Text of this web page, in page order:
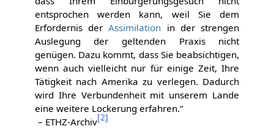
entsprochen werden kann, weil Sie dem
Erfordernis derAssimilation in der strengen
Auslegung der geltenden Praxis nicht
genügen. Dazu kommt, dass Sie beabsichtigen,
wenn auch vielleicht nur für einige Zeit, Ihre
Tätigkeit nach Amerika zu verlegen. Dadurch
wird Ihre Verbundenheit mit unserem Lande
eine weitere Lockerung erfahren.“
– ETHZ-Archiv[2]